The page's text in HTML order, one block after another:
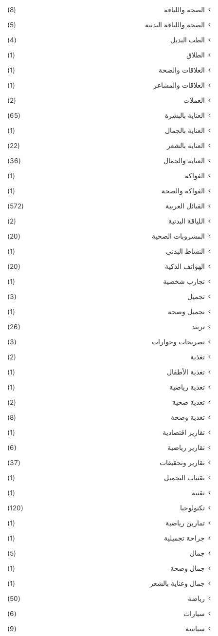
الصحة واللياقة
(8)
الصحة واللياقة البدنية
(5)
الطب البديل
(4)
الطلاق
(1)
العلاقات والصحة
(1)
العلاقات والمشاعر
(1)
العملات
(2)
العناية بالبشرة
(65)
العناية بالجمال
(1)
العناية بالشعر
(22)
العناية والجمال
(36)
الفواكه
(1)
الفواكه والصحة
(1)
القبائل العربية
(572)
اللياقة البدنية
(2)
المشروبات الصحية
(20)
النشاط البدني
(1)
الهواتف الذكية
(20)
تجارب شخصية
(1)
تجميل
(3)
تجميل وصحة
(1)
تريند
(26)
تصريحات وحوارات
(3)
تغذية
(2)
تغذية الأطفال
(1)
تغذية رياضية
(1)
تغذية صحية
(2)
تغذية وصحة
(8)
تقارير اقتصادية
(1)
تقارير رياضية
(6)
تقارير وتحقيقات
(37)
تقنيات التجميل
(1)
تقنية
(1)
تكنولوجيا
(120)
تمارين رياضية
(1)
جراحة تجميلية
(1)
جمال
(5)
جمال وصحة
(1)
جمال وعناية بالشعر
(1)
رياضة
(50)
سيارات
(6)
سياسة
(9)